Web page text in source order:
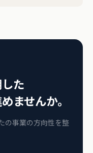
た
ませんか。
の事業の方向性を整